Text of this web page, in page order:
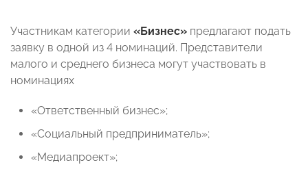
Участникам категории «Бизнес» предлагают подать
заявку в одной из 4 номинаций. Представители
малого и среднего бизнеса могут участвовать в
номинациях
«Ответственный бизнес»;
«Социальный предприниматель»;
«Медиапроект»;